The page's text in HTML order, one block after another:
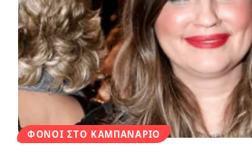
ΦΌΝΟΙ ΣΤΟ ΚΑΜΠΑΝΑΡΙΌ